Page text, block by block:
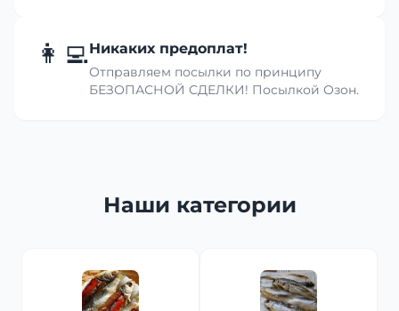
👩‍💻Никаких предоплат!
Отправляем посылки по принципу
БЕЗОПАСНОЙ СДЕЛКИ! Посылкой Озон.
Наши категории